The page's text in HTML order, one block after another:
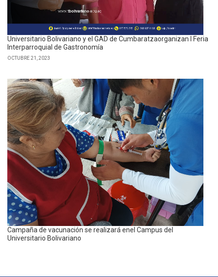
Universitario Bolivariano y el GAD de Cumbaratzaorganizan I Feria
Interparroquial de Gastronomía
OCTUBRE 21, 2023
Campaña de vacunación se realizará enel Campus del
Universitario Bolivariano